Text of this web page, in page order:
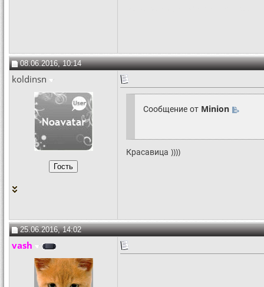
08.06.2016, 10:14
koldinsn
Сообщение от Minion
Красавица ))))
25.06.2016, 14:02
vash